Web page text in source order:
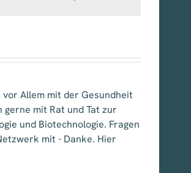
Allem mit der Gesundheit
mit Rat und Tat zur
und Biotechnologie. Fragen
mit - Danke. Hier